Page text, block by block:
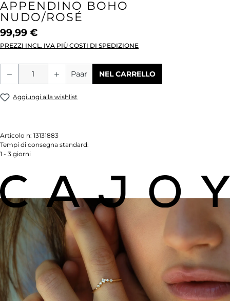
APPENDINO BOHO
NUDO/ROSÉ
99,99 €
PREZZI INCL. IVA PIÙ COSTI DI SPEDIZIONE
Quantità del prodotto: inserisci la
Paar NEL CARRELLO
Aggiungi alla wishlist
Articolo n: 13131883
Tempi di consegna standard:
1 - 3 giorni